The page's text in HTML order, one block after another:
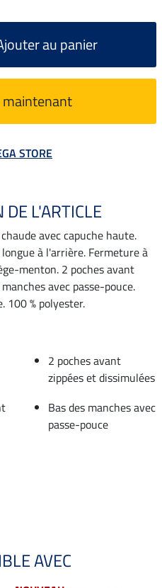
au panier
STORE
DE L'ARTICLE
avec capuche haute.
à l'arrière. Fermeture à
menton. 2 poches avant
avec passe-pouce.
100 % polyester.
2 poches avant
zippées et dissimulées
Bas des manches avec
passe-pouce
AVEC